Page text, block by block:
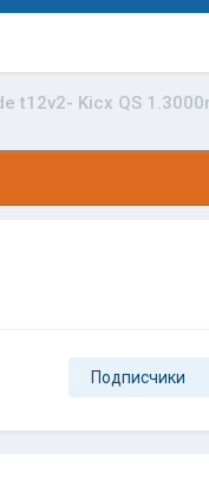
t12v2- Kicx QS
Подписчики